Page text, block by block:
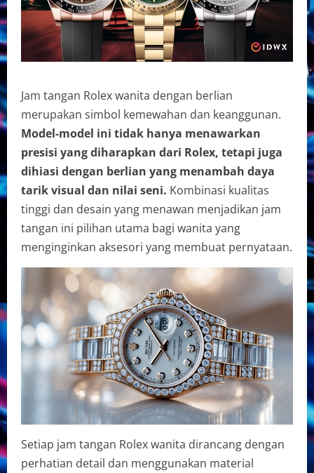
Jam tangan Rolex wanita dengan berlian
merupakan simbol kemewahan dan keanggunan.
Model-model ini tidak hanya menawarkan
presisi yang diharapkan dari Rolex, tetapi juga
dihiasi dengan berlian yang menambah daya
tarik visual dan nilai seni. Kombinasi kualitas
tinggi dan desain yang menawan menjadikan jam
tangan ini pilihan utama bagi wanita yang
menginginkan aksesori yang membuat pernyataan.
Setiap jam tangan Rolex wanita dirancang dengan
perhatian detail dan menggunakan material